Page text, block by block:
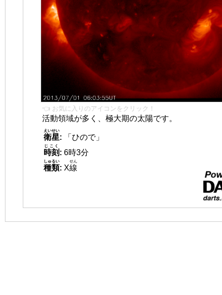
👈 お気に入りのアイコンをクリック！
活動領域が多く、極大期の太陽です。
衛星
えいせい
:
「ひので」
時刻
じこく
: 6時3分
種類
しゅるい
: X線
せん